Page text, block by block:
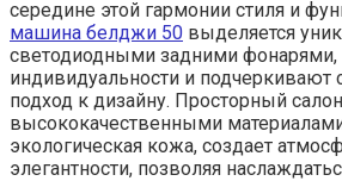
середине этой гармонии стиля и
машина белджи 50 выделяется
светодиодными задними
индивидуальности и
подход к дизайну. Просторный
высококачественными
экологическая кожа, создает
элегантности, позволяя